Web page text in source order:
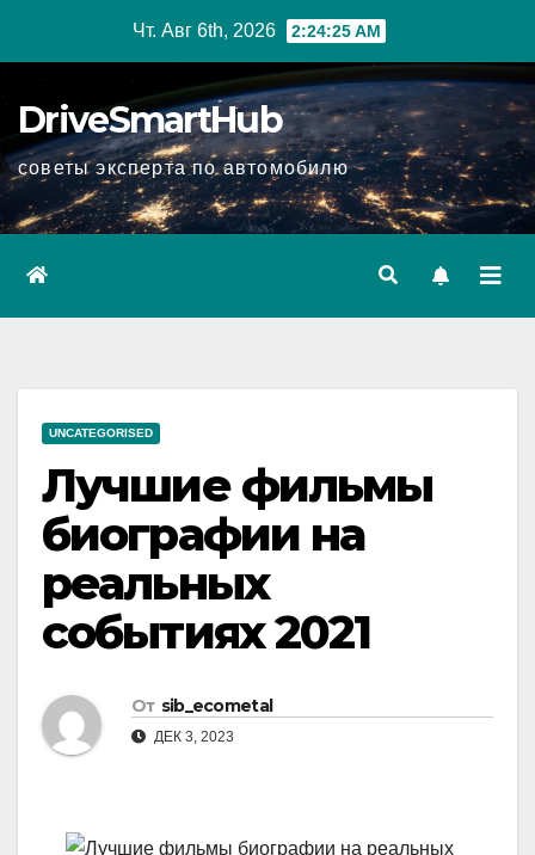
Чт. Авг 6th, 2026 2:24:26 AM
DriveSmartHub
советы эксперта по автомобилю
UNCATEGORISED
Лучшие фильмы
биографии на
реальных
событиях 2021
От sib_ecometal
ДЕК 3, 2023